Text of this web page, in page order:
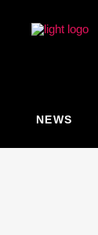
NEWS